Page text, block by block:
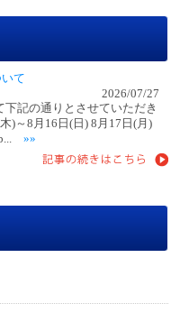
て
2026/07/27
記の通りとさせていただき
)～8月16日(日) 8月17日(月)
»»